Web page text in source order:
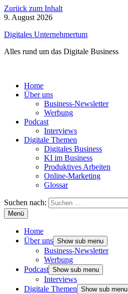
Zurück zum Inhalt
9. August 2026
Digitales Unternehmertum
Alles rund um das Digitale Business
Home
Über uns
Business-Newsletter
Werbung
Podcast
Interviews
Digitale Themen
Digitales Business
KI im Business
Produktives Arbeiten
Online-Marketing
Glossar
Suchen nach:
Menü
Home
Über uns Show sub menu
Business-Newsletter
Werbung
Podcast Show sub menu
Interviews
Digitale Themen Show sub menu